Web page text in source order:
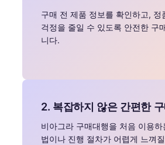
구매 전 제품 정보를 확인하고, 정
걱정을 줄일 수 있도록 안전한 구
니다.
2. 복잡하지 않은 간편한
비아그라 구매대행을 처음 이용
법이나 진행 절차가 어렵게 느껴